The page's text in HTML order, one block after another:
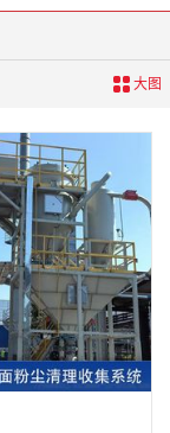
大图
年
制造
11-09
条